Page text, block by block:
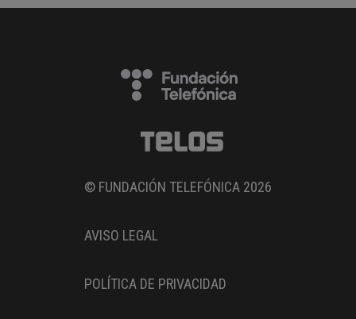
© FUNDACIÓN TELEFÓNICA 2026
AVISO LEGAL
POLÍTICA DE PRIVACIDAD